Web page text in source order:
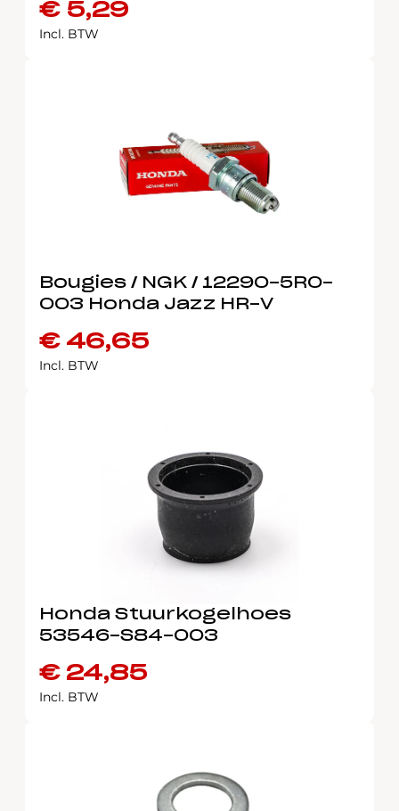
€5,29
Incl. BTW
Bougies / NGK / 12290-5R0-
003 Honda Jazz HR-V
€46,65
Incl. BTW
Honda Stuurkogelhoes
53546-S84-003
€24,85
Incl. BTW